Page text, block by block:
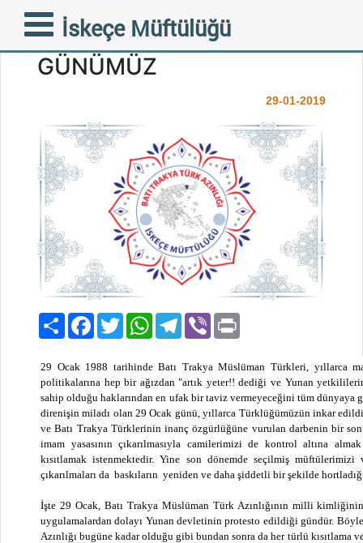
İskeçe Müftülüğü
TOPLUMSAL DAYANIŞMA
VE MİLLİ DİRENİŞ
GÜNÜMÜZ
29-01-2019
PaylaşFacebook
TwitterWhatsAppTelegram
Viber
29 Ocak 1988 tarihinde Batı Trakya Müslüman Türkleri, yıllarca
politikalarına hep bir ağızdan "artık yeter!! dediği ve Yunan
sahip olduğu haklarından en ufak bir taviz vermeyeceğini tüm dünyaya
direnişin miladı olan 29 Ocak günü, yıllarca Türklüğümüzün inkar
ve Batı Trakya Türklerinin inanç özgürlüğüne vurulan darbenin bir
imam yasasının çıkarılmasıyla camilerimizi de kontrol altına
kısıtlamak istenmektedir. Yine son dönemde seçilmiş müftülerimizi
çıkarılmaları da baskıların yeniden ve daha şiddetli bir şekilde
İşte 29 Ocak, Batı Trakya Müslüman Türk Azınlığının milli
uygulamalardan dolayı Yunan devletinin protesto edildiği gündür.
Azınlığı bugüne kadar olduğu gibi bundan sonra da her türlü kısıtlama